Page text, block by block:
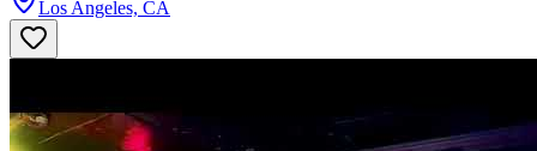
Los Angeles, CA